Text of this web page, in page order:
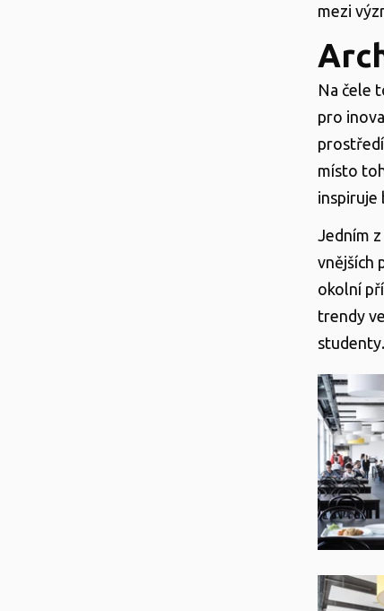
mezi
Na čele
pro
místo
inspiruje
Jedním
vnějších
okolní
trendy
studenty.